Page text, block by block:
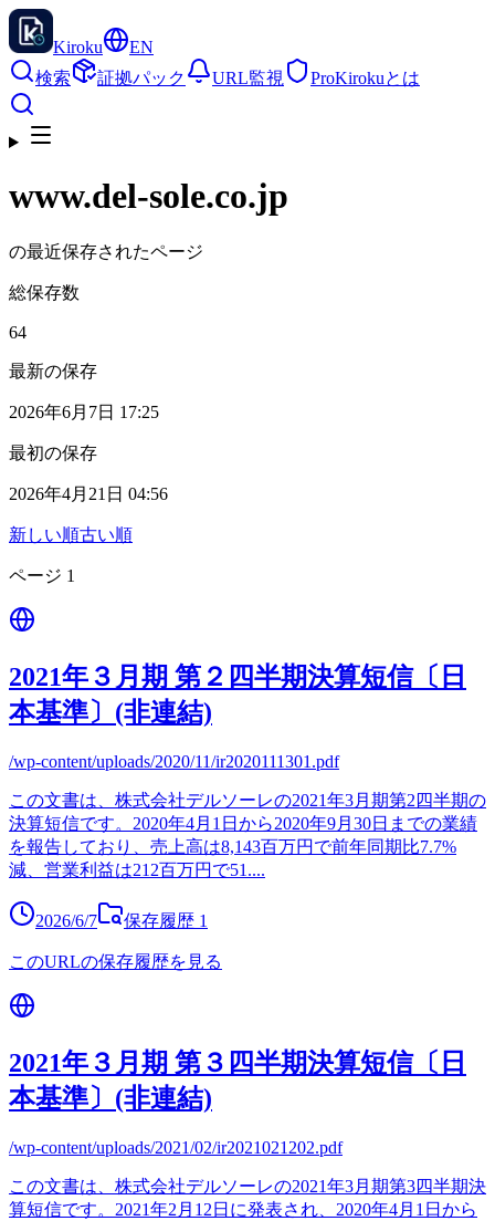
Kiroku
EN
検索
証拠パック URL監視 ProKirokuとは
www.del-sole.co.jp
の最近保存されたページ
総保存数
64
最新の保存
2026年6月7日 17:25
最初の保存
2026年4月21日 04:56
新しい順古い順
ページ 1
2021年３月期 第２四半期決算短信〔日
本基準〕(非連結)
/wp-content/uploads/2020/11/ir2020111301.pdf
この文書は、株式会社デルソーレの2021年3月期第2四半期の
決算短信です。2020年4月1日から2020年9月30日までの業績
を報告しており、売上高は8,143百万円で前年同期比7.7%
減、営業利益は212百万円で51....
2026/6/7 保存履歴 1
このURLの保存履歴を見る
2021年３月期 第３四半期決算短信〔日
本基準〕(非連結)
/wp-content/uploads/2021/02/ir2021021202.pdf
この文書は、株式会社デルソーレの2021年3月期第3四半期決
算短信です。2021年2月12日に発表され、2020年4月1日から